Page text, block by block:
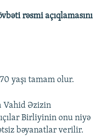
rəsmi açıqlamasını
yaşı tamam olur.
Vahid Əzizin
Birliyinin onu niyə
bəyanatlar verilir.